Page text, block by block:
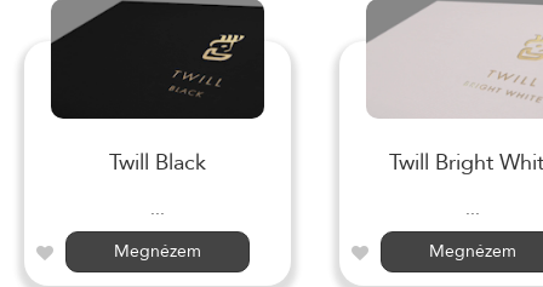
Twill Black
...
Megnézem
Twill Bright
...
Megnézem